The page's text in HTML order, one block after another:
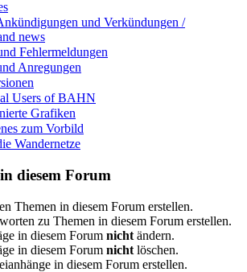
und Verkündungen /
news
Fehlermeldungen
Anregungen
Users of BAHN
Grafiken
zum Vorbild
Wandernetze
diesem Forum
Themen in diesem Forum erstellen.
zu Themen in diesem Forum erstellen.
in diesem Forum nicht ändern.
in diesem Forum nicht löschen.
in diesem Forum erstellen.